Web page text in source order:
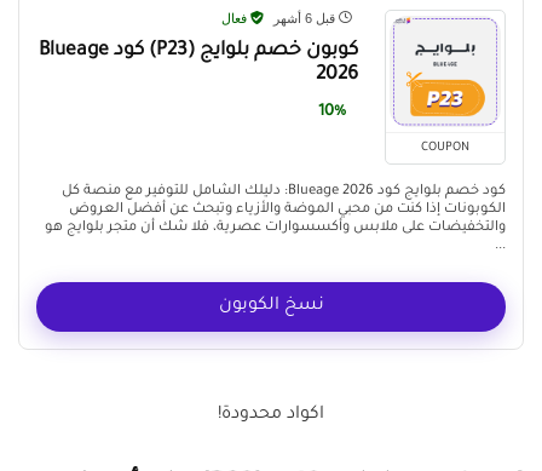
COUPON
قبل 6 أشهر فعال
كوبون خصم بلوايج (P23) كود Blueage
2026
10%
كود خصم بلوايج كود Blueage 2026: دليلك الشامل للتوفير مع منصة كل
الكوبونات إذا كنت من محبي الموضة والأزياء وتبحث عن أفضل العروض
والتخفيضات على ملابس وأكسسوارات عصرية، فلا شك أن متجر بلوايج هو
...
نسخ الكوبون
اكواد محدودة!